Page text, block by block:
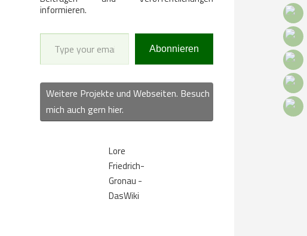
informieren.
Type your email…
Abonnieren
Weitere Projekte und Webseiten. Besuch
mich auch gern hier.
Lore
Friedrich-
Gronau -
DasWiki